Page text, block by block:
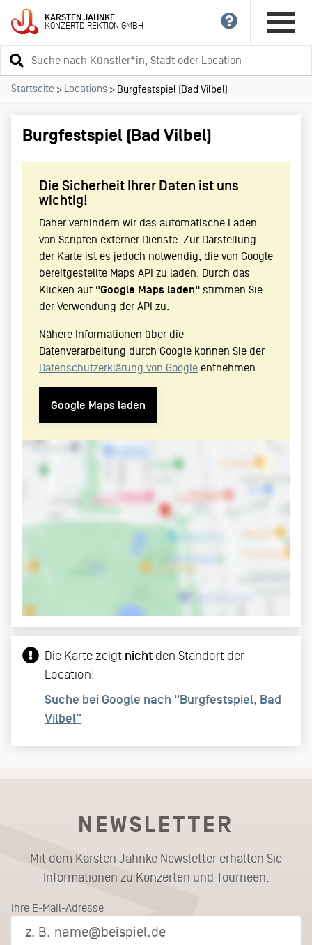
KARSTENJAHNKE
KONZERTDIREKTIONGMBH
Suchbegriff
eingeben
Startseite > Locations > Burgfestspiel (Bad Vilbel)
Burgfestspiel (Bad Vilbel)
Die Sicherheit Ihrer Daten ist uns
wichtig!
Daher verhindern wir das automatische Laden
von Scripten externer Dienste. Zur Darstellung
der Karte ist es jedoch notwendig, die von Google
bereitgestellte Maps API zu laden. Durch das
Klicken auf "Google Maps laden" stimmen Sie
der Verwendung der API zu.
Nähere Informationen über die
Datenverarbeitung durch Google können Sie der
Datenschutzerklärung von Google entnehmen.
Google Maps laden
Die Karte zeigt nicht den Standort der
Location!
Suche bei Google nach "Burgfestspiel, Bad
Vilbel"
NEWSLETTER
Mit dem Karsten Jahnke Newsletter erhalten Sie
Informationen zu Konzerten und Tourneen.
Ihre E-Mail-Adresse